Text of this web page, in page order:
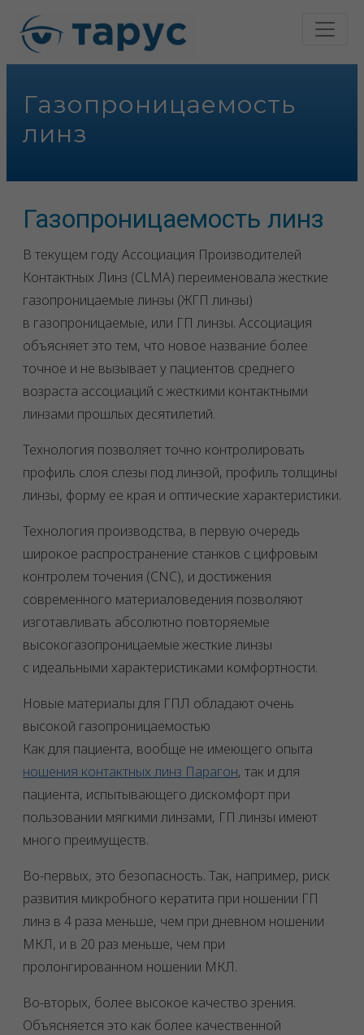
Газопроницаемость
линз
Газопроницаемость линз
В текущем году Ассоциация Производителей
Контактных Линз (CLMA) переименовала жесткие
газопроницаемые линзы (ЖГП линзы)
в газопроницаемые, или ГП линзы. Ассоциация
объясняет это тем, что новое название более
точное и не вызывает у пациентов среднего
возраста ассоциаций с жесткими контактными
линзами прошлых десятилетий.
Технология позволяет точно контролировать
профиль слоя слезы под линзой, профиль толщины
линзы, форму ее края и оптические характеристики.
Технология производства, в первую очередь
широкое распространение станков с цифровым
контролем точения (CNC), и достижения
современного материаловедения позволяют
изготавливать абсолютно повторяемые
высокогазопроницаемые жесткие линзы
с идеальными характеристиками комфортности.
Новые материалы для ГПЛ обладают очень
высокой газопроницаемостью
Как для пациента, вообще не имеющего опыта
ношения контактных линз Парагон, так и для
пациента, испытывающего дискомфорт при
пользовании мягкими линзами, ГП линзы имеют
много преимуществ.
Во-первых, это безопасность. Так, например, риск
развития микробного кератита при ношении ГП
линз в 4 раза меньше, чем при дневном ношении
МКЛ, и в 20 раз меньше, чем при
пролонгированном ношении МКЛ.
Во-вторых, более высокое качество зрения.
Объясняется это как более качественной